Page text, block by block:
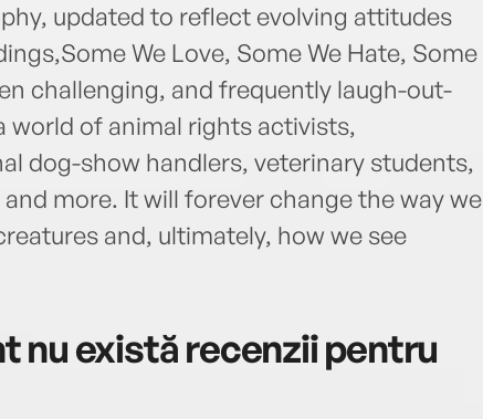
updated to reflect evolving attitudes
We Love, Some We Hate, Some
challenging, and frequently laugh-out-
world of animal rights activists,
dog-show handlers, veterinary students,
more. It will forever change the way we
and, ultimately, how we see
nu există recenzii pentru